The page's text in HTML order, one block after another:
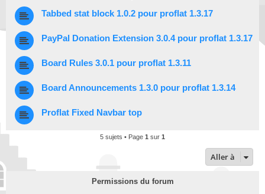
Tabbed stat block 1.0.2 pour proflat 1.3.17
PayPal Donation Extension 3.0.4 pour proflat 1.3.17
Board Rules 3.0.1 pour proflat 1.3.11
Board Announcements 1.3.0 pour proflat 1.3.14
Proflat Fixed Navbar top
5 sujets • Page 1 sur 1
Aller à
Permissions du forum